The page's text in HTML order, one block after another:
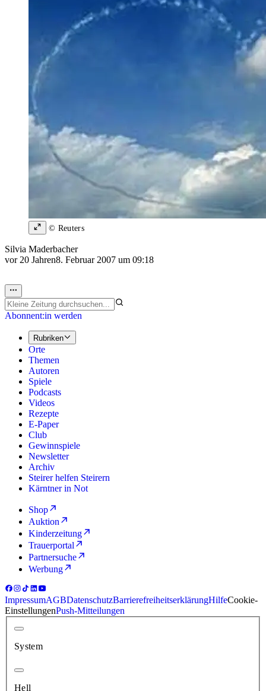
© Reuters
Silvia Maderbacher
vor 20 Jahren8. Februar 2007 um 09:18
Abonnent:in werden
Rubriken
Orte
Themen
Autoren
Spiele
Podcasts
Videos
Rezepte
E-Paper
Club
Gewinnspiele
Newsletter
Archiv
Steirer helfen Steirern
Kärntner in Not
Shop
Auktion
Kinderzeitung
Trauerportal
Partnersuche
Werbung
ImpressumAGBDatenschutzBarrierefreiheitserklärungHilfeCookie-
EinstellungenPush-Mitteilungen
System
Hell